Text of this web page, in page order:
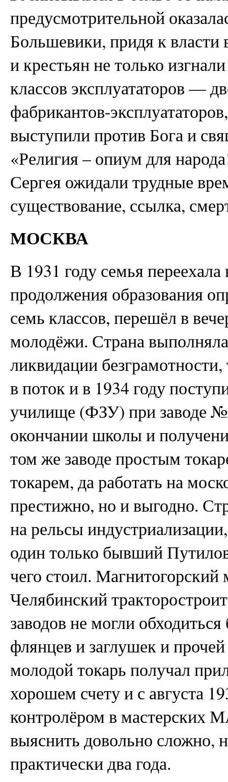
предусмотрительной
Большевики, придя к власти
и крестьян не только
классов эксплуататоров —
фабрикантов-
выступили против Бога и
«Религия – опиум для
Сергея ожидали трудные
существование, ссылка,
МОСКВА
В 1931 году семья
продолжения образования
семь классов, перешёл в
молодёжи. Страна
ликвидации
в поток и в 1934 году
училище (ФЗУ) при заводе
окончании школы и
том же заводе простым
токарем, да работать на
престижно, но и выгодно.
на рельсы
один только бывший
чего стоил. Магнитогорский
Челябинский
заводов не могли обходиться
флянцев и заглушек и
молодой токарь получал
хорошем счету и с августа
контролёром в
выяснить довольно сложно,
практически два года.